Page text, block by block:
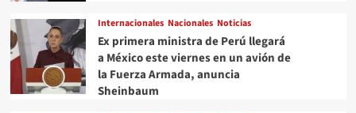
Internacionales Nacionales Noticias
Ex primera ministra de Perú llegará
a México este viernes en un avión de
la Fuerza Armada, anuncia
Sheinbaum